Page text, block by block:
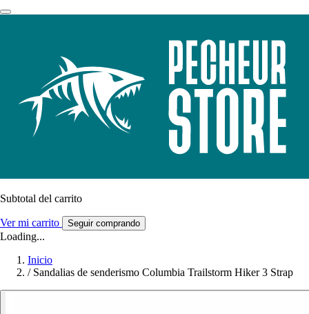
Subtotal del carrito
Ver mi carrito Seguir comprando
Loading...
Inicio
/ Sandalias de senderismo Columbia Trailstorm Hiker 3 Strap